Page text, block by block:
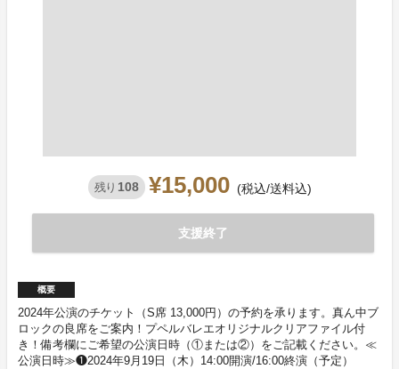
残り 108 ¥15,000 (税込/送料込)
支援終了
概要
2024年公演のチケット（S席 13,000円）の予約を承ります。真ん中ブ
ロックの良席をご案内！プペルバレエオリジナルクリアファイル付
き！備考欄にご希望の公演日時（①または②）をご記載ください。≪
公演日時≫❶2024年9月19日（木）14:00開演/16:00終演（予定）